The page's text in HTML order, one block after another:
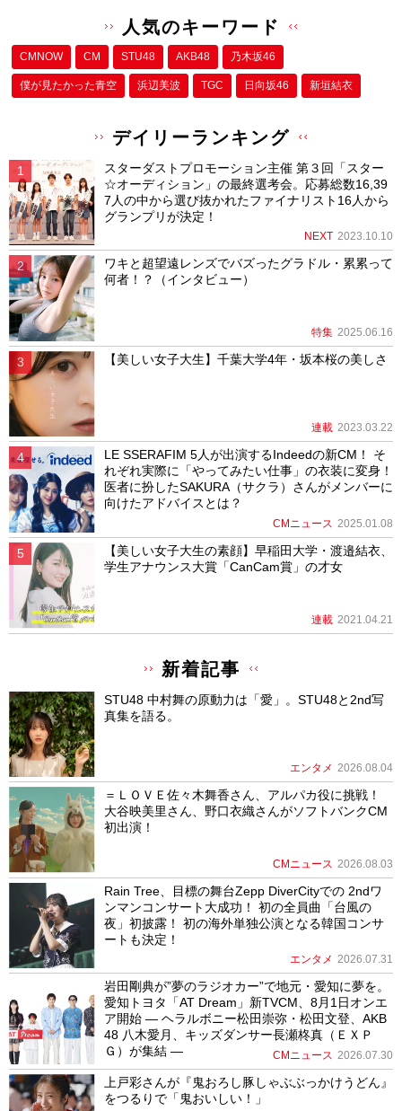
人気のキーワード
CMNOW CM STU48 AKB48 乃木坂46
僕が⾒たかった⻘空 浜辺美波 TGC 日向坂46 新垣結衣
デイリーランキング
スターダストプロモーション主催 第３回「スター
☆オーディション」の最終選考会。応募総数16,39
7人の中から選び抜かれたファイナリスト16人から
グランプリが決定！
NEXT 2023.10.10
ワキと超望遠レンズでバズったグラドル・累累って
何者！？（インタビュー）
特集 2025.06.16
【美しい女子大生】千葉大学4年・坂本桜の美しさ
連載 2023.03.22
LE SSERAFIM 5人が出演するIndeedの新CM！ そ
れぞれ実際に「やってみたい仕事」の衣装に変身！
医者に扮したSAKURA（サクラ）さんがメンバーに
向けたアドバイスとは？
CMニュース 2025.01.08
【美しい女子大生の素顔】早稲田大学・渡邉結衣、
学生アナウンス大賞「CanCam賞」の才女
連載 2021.04.21
新着記事
STU48 中村舞の原動力は「愛」。STU48と2nd写
真集を語る。
エンタメ 2026.08.04
＝ＬＯＶＥ佐々木舞香さん、アルパカ役に挑戦！
大谷映美里さん、野口衣織さんがソフトバンクCM
初出演！
CMニュース 2026.08.03
Rain Tree、目標の舞台Zepp DiverCityでの 2ndワ
ンマンコンサート大成功！ 初の全員曲「台風の
夜」初披露！ 初の海外単独公演となる韓国コンサ
ートも決定！
エンタメ 2026.07.31
岩田剛典が”夢のラジオカー”で地元・愛知に夢を。
愛知トヨタ「AT Dream」新TVCM、8月1日オンエ
ア開始 ― ヘラルボニー松田崇弥・松田文登、AKB
48 八木愛月、キッズダンサー長瀬柊真（ＥＸＰ
Ｇ）が集結 ―
CMニュース 2026.07.30
上戸彩さんが『鬼おろし豚しゃぶぶっかけうどん』
をつるりで「鬼おいしい！」